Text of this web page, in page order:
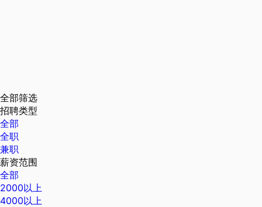
全部筛选
招聘类型
全部
全职
兼职
薪资范围
全部
2000以上
4000以上